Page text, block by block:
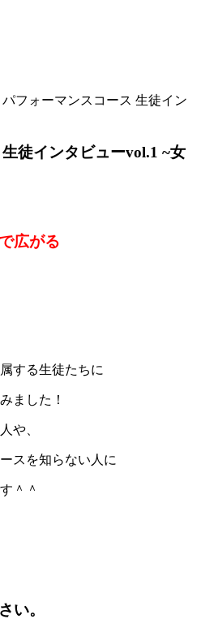
パフォーマンスコース 生徒イン
徒インタビューvol.1 ~女
広がる
する生徒たちに
ました！
や、
スを知らない人に
＾＾
い。